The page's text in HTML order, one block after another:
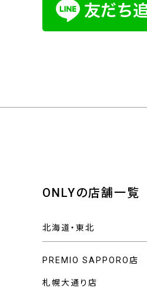
ONLYの店舗一覧
北海道・東北
PREMIO SAPPORO店
札幌大通り店